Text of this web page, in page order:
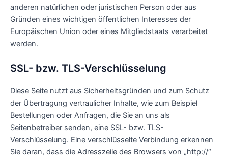
anderen natürlichen oder juristischen Person oder aus
Gründen eines wichtigen öffentlichen Interesses der
Europäischen Union oder eines Mitgliedstaats verarbeitet
werden.
SSL- bzw. TLS-Verschlüsselung
Diese Seite nutzt aus Sicherheitsgründen und zum Schutz
der Übertragung vertraulicher Inhalte, wie zum Beispiel
Bestellungen oder Anfragen, die Sie an uns als
Seitenbetreiber senden, eine SSL- bzw. TLS-
Verschlüsselung. Eine verschlüsselte Verbindung erkennen
Sie daran, dass die Adresszeile des Browsers von „http://“